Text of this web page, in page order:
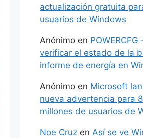
actualización gratuita
usuarios de Windows
Anónimo en POWERCFG
verificar el estado de la
informe de energía en
Anónimo en Microsoft
nueva advertencia para
millones de usuarios de
Noe Cruz en Así se ve